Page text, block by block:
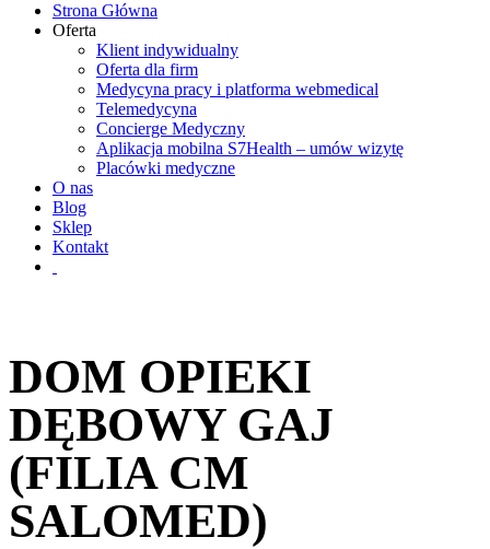
Strona Główna
Oferta
Klient indywidualny
Oferta dla firm
Medycyna pracy i platforma webmedical
Telemedycyna
Concierge Medyczny
Aplikacja mobilna S7Health – umów wizytę
Placówki medyczne
O nas
Blog
Sklep
Kontakt
DOM OPIEKI
DĘBOWY GAJ
(FILIA CM
SALOMED)